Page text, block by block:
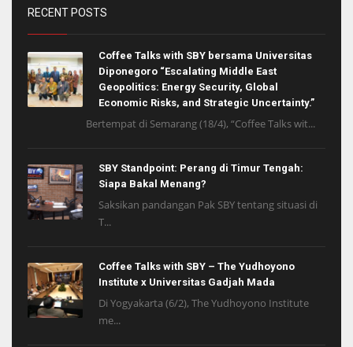
RECENT POSTS
Coffee Talks with SBY bersama Universitas
Diponegoro “Escalating Middle East
Geopolitics: Energy Security, Global
Economic Risks, and Strategic Uncertainty.”
Bertempat di Semarang (18/4), “Coffee Talks wit...
SBY Standpoint: Perang di Timur Tengah:
Siapa Bakal Menang?
Saksikan pandangan Pak SBY tentang situasi di
T...
Coffee Talks with SBY – The Yudhoyono
Institute x Universitas Gadjah Mada
Di Yogyakarta (6/2), The Yudhoyono Institute
me...